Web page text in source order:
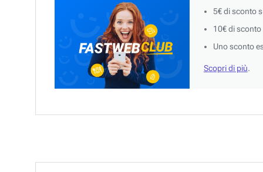
5€ di sconto
10€ di
Uno sconto
Scopri di più.